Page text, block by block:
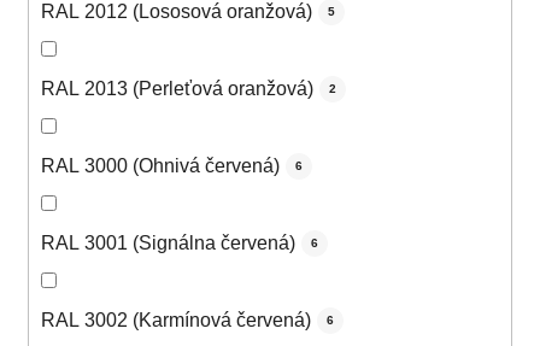
RAL 2012 (Lososová oranžová) 5
RAL 2013 (Perleťová oranžová) 2
RAL 3000 (Ohnivá červená) 6
RAL 3001 (Signálna červená) 6
RAL 3002 (Karmínová červená) 6